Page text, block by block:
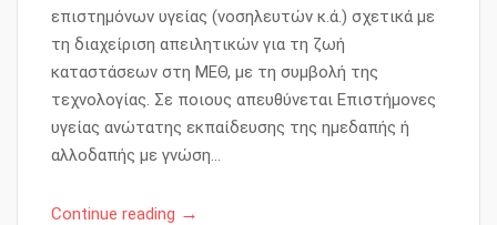
επιστημόνων υγείας (νοσηλευτών κ.ά.) σχετικά με
τη διαχείριση απειλητικών για τη ζωή
καταστάσεων στη ΜΕΘ, με τη συμβολή της
τεχνολογίας. Σε ποιους απευθύνεται Επιστήμονες
υγείας ανώτατης εκπαίδευσης της ημεδαπής ή
αλλοδαπής με γνώση...
Continue reading →